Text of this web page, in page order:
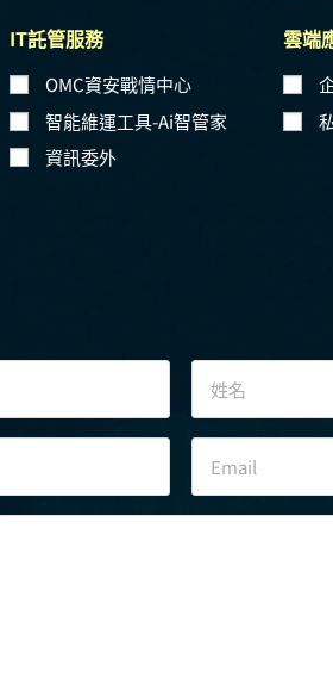
IT託管服務
OMC資安戰情中心
智能維運工具-Ai智管家
資訊委外
雲端